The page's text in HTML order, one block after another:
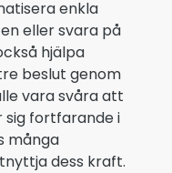
enkla
eller svara på
hjälpa
beslut genom
vara svåra att
sig fortfarande i
många
dess kraft.